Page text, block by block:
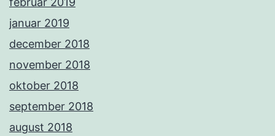
januar 2019
december 2018
november 2018
oktober 2018
september 2018
august 2018